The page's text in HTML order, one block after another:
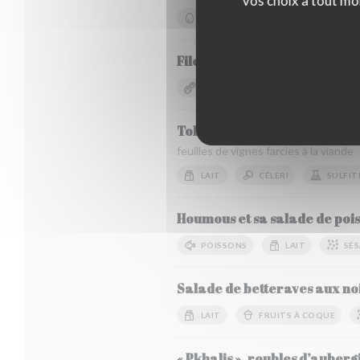
Filet de Hareng mariné ,
Tolmas
feuilles de vignes farcies à la viande
LAIT CÉLERI
Houmous et sa salade de
POISSONS LAIT
Salade de betteraves aux
LAIT FRUITS À COQUE